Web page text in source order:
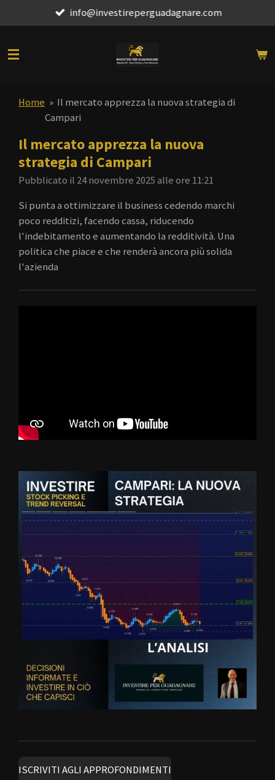
al
principale
info@investireperguadagnare.com
Home » Il mercato apprezza la nuova strategia di
Campari
Il mercato apprezza la nuova
strategia di Campari
Pubblicato il 24 novembre 2025 alle ore 11:21
Si punta a ottimizzare il business cedendo marchi
poco redditizi, facendo cassa, riducendo
l'indebitamento e aumentando la redditività. Una
politica che piace e che renderà ancora più solida
l'azienda
ISCRIVITI AGLI APPROFONDIMENTI